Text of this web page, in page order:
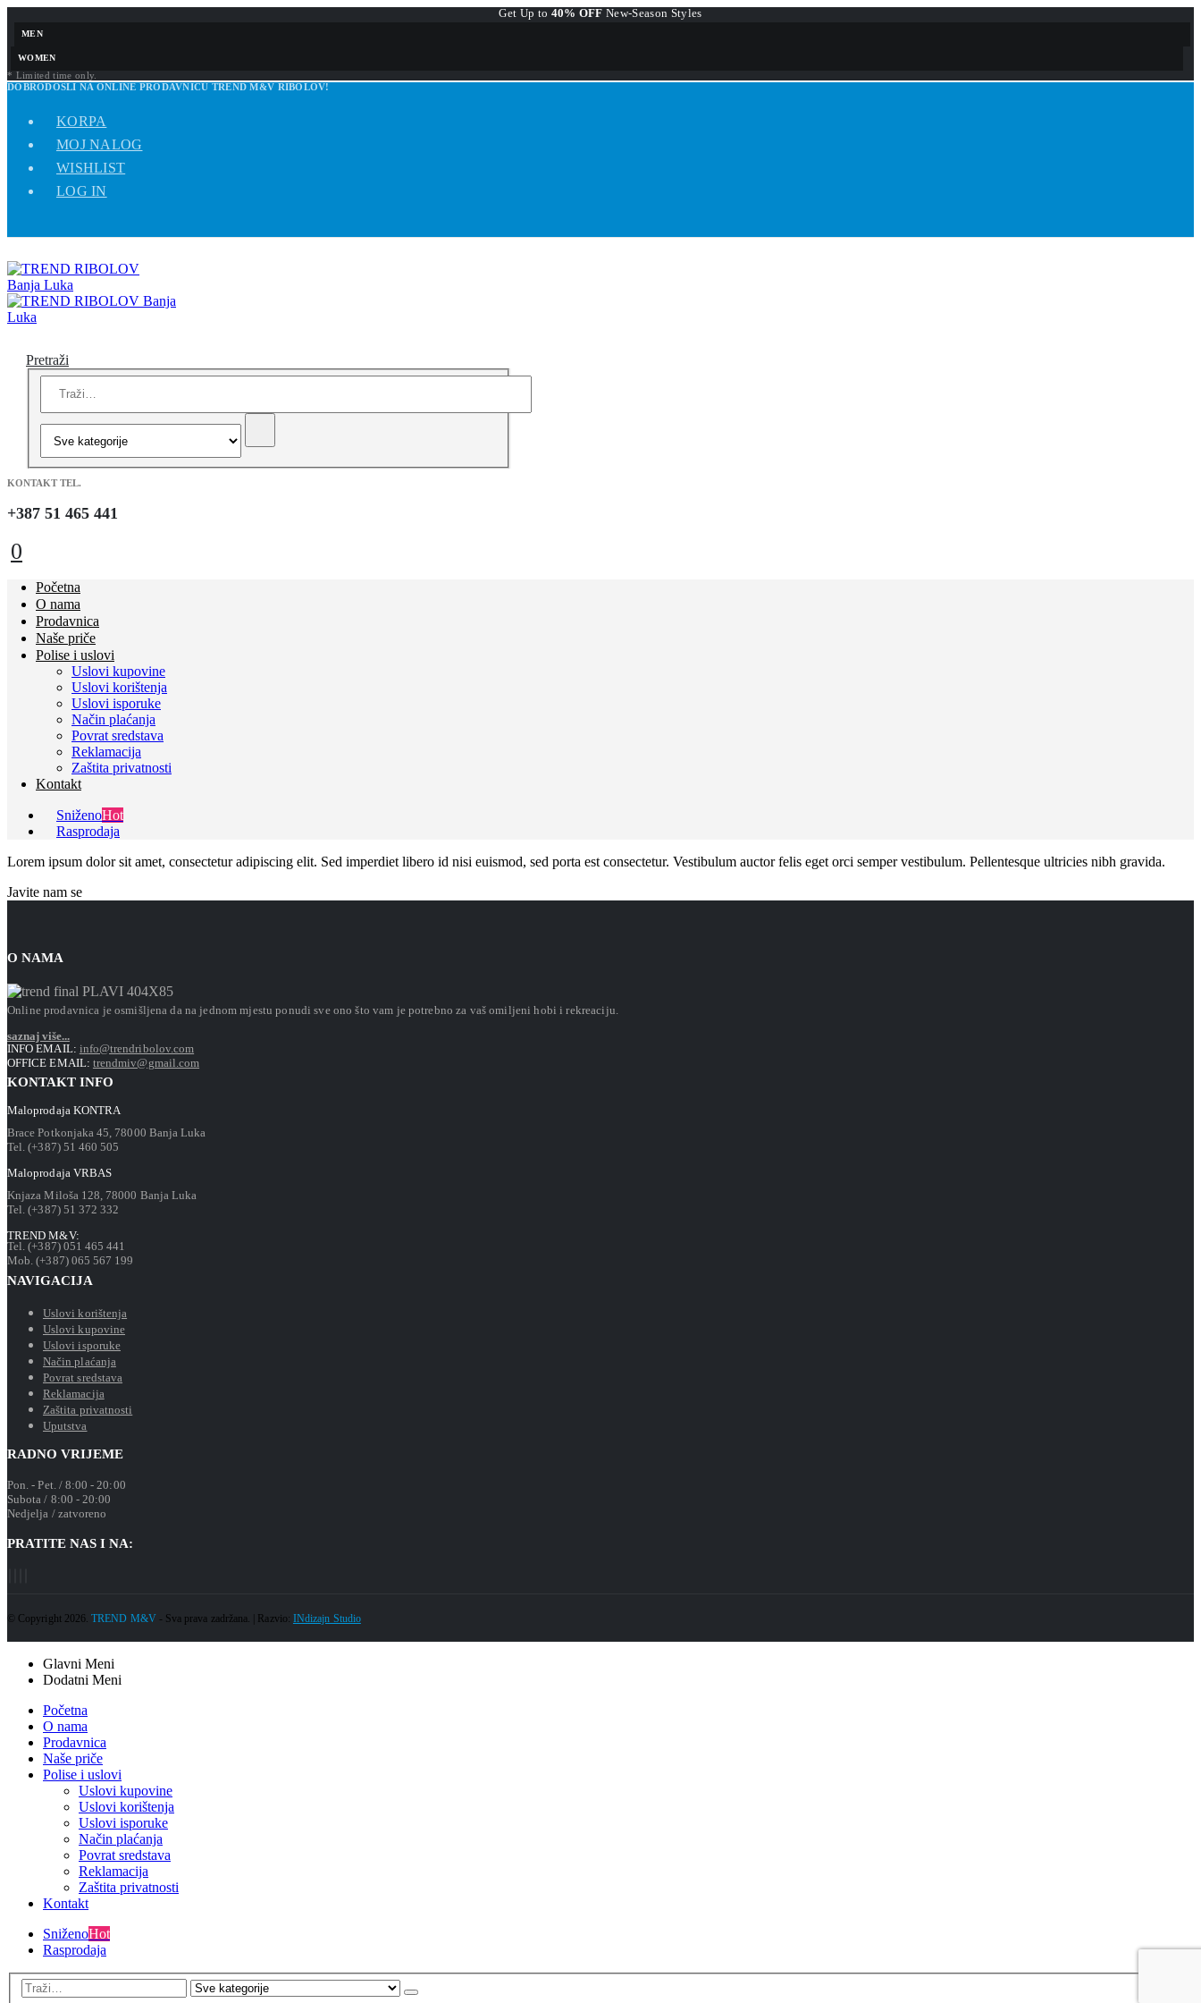
Get Up to 40% OFF New-Season Styles
MEN
WOMEN
* Limited time only.
DOBRODOŠLI NA ONLINE PRODAVNICU TREND M&V RIBOLOV!
KORPA
MOJ NALOG
WISHLIST
LOG IN
Pretraži
KONTAKT TEL.
+387 51 465 441
0
Početna
O nama
Prodavnica
Naše priče
Polise i uslovi
Uslovi kupovine
Uslovi korištenja
Uslovi isporuke
Način plaćanja
Povrat sredstava
Reklamacija
Zaštita privatnosti
Kontakt
SniženoHot
Rasprodaja
Lorem ipsum dolor sit amet, consectetur adipiscing elit. Sed imperdiet libero id nisi euismod, sed porta est consectetur. Vestibulum auctor felis eget orci semper vestibulum. Pellentesque ultricies nibh gravida.
Javite nam se
O NAMA
Online prodavnica je osmišljena da na jednom mjestu ponudi sve ono što vam je potrebno za vaš omiljeni hobi i rekreaciju.
saznaj više...
INFO EMAIL: info@trendribolov.com
OFFICE EMAIL: trendmiv@gmail.com
KONTAKT INFO
Maloprodaja KONTRA
Brace Potkonjaka 45, 78000 Banja Luka
Tel. (+387) 51 460 505
Maloprodaja VRBAS
Knjaza Miloša 128, 78000 Banja Luka
Tel. (+387) 51 372 332
TREND M&V:
Tel. (+387) 051 465 441
Mob. (+387) 065 567 199
NAVIGACIJA
Uslovi korištenja
Uslovi kupovine
Uslovi isporuke
Način plaćanja
Povrat sredstava
Reklamacija
Zaštita privatnosti
Uputstva
RADNO VRIJEME
Pon. - Pet. / 8:00 - 20:00
Subota / 8:00 - 20:00
Nedjelja / zatvoreno
PRATITE NAS I NA:
© Copyright 2026.TREND M&V- Sva prava zadržana. | Razvio: INdizajn Studio
Glavni Meni
Dodatni Meni
Početna
O nama
Prodavnica
Naše priče
Polise i uslovi
Uslovi kupovine
Uslovi korištenja
Uslovi isporuke
Način plaćanja
Povrat sredstava
Reklamacija
Zaštita privatnosti
Kontakt
SniženoHot
Rasprodaja